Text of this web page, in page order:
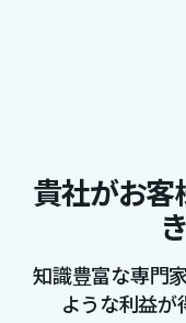
貴社がお
知識豊富な専門
ような利益が